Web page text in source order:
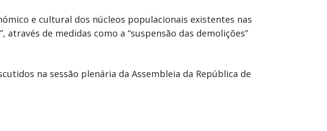
e cultural dos núcleos populacionais existentes nas
de medidas como a “suspensão das demolições”
na sessão plenária da Assembleia da República de